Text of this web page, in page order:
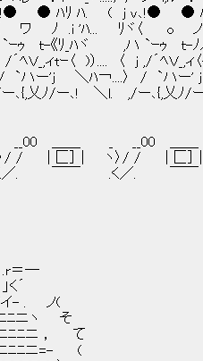
● ﾊﾘ ﾊ. ( j v､!● ● ﾊﾘ i
ワ ﾉ .i 'ﾊ... ﾘヾ〈 o
-《ﾘ_ﾊヾ ,ハ `ｰｩ ｔ-ﾉﾉ!,ﾚ
tｰ〈 )）.... 〈 j ,/´ﾍＶ_,ィ〈-
＼ﾊ￢....〉 / `ハー' j ＼
ﾉ/ー､! ＼l. ,/ー､{,乂ﾉ/ー､!
__00 ＿＿ _
〉/ / | 匚］ | ヽ
く／. ￣￣ .
―
ノ(
ヽ そ
， て
ﾆニ=- (